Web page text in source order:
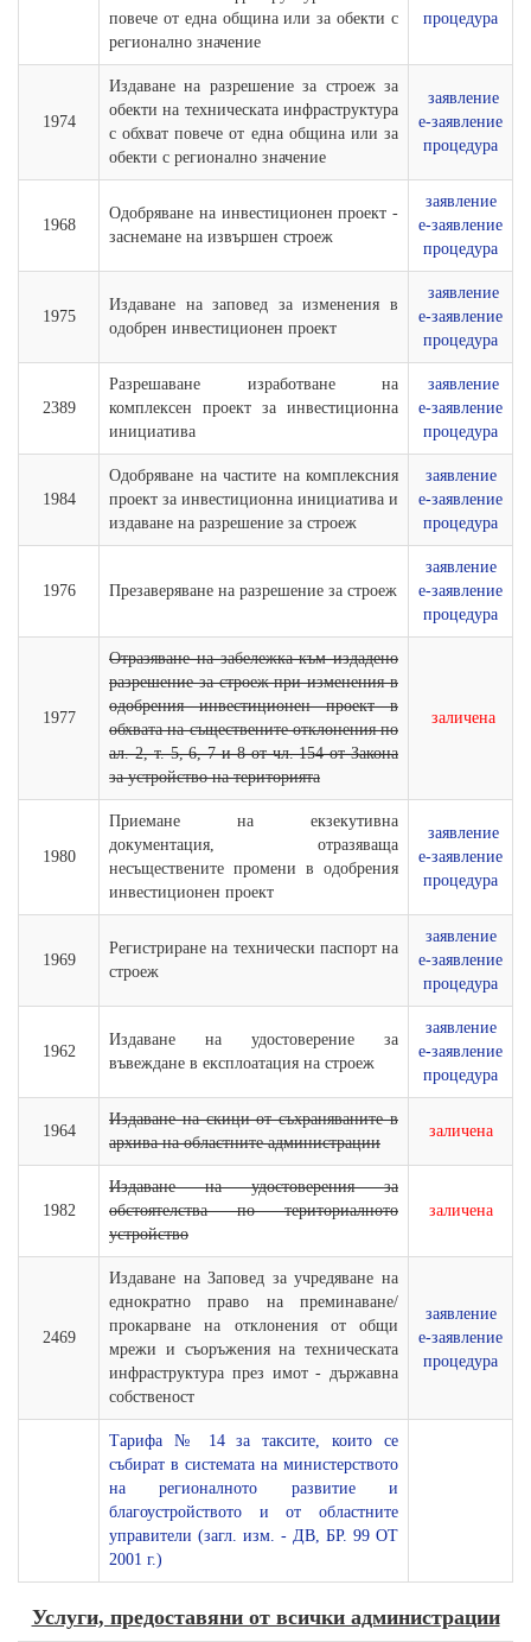
повече от една община или за обекти с
регионално значение
процедура
1974
Издаване на разрешение за строеж за
обекти на техническата инфраструктура
с обхват повече от една община или за
обекти с регионално значение
заявление
е-заявление
процедура
1968
Одобряване на инвестиционен проект -
заснемане на извършен строеж
заявление
е-заявление
процедура
1975
Издаване на заповед за изменения в
одобрен инвестиционен проект
заявление
е-заявление
процедура
2389
Разрешаване изработване на
комплексен проект за инвестиционна
инициатива
заявление
е-заявление
процедура
1984
Одобряване на частите на комплексния
проект за инвестиционна инициатива и
издаване на разрешение за строеж
заявление
е-заявление
процедура
1976 Презаверяване на разрешение за строеж
заявление
е-заявление
процедура
1977
Отразяване на забележка към издадено
разрешение за строеж при изменения в
одобрения инвестиционен проект в
обхвата на съществените отклонения по
ал. 2, т. 5, 6, 7 и 8 от чл. 154 от Закона
за устройство на територията
заличена
1980
Приемане на екзекутивна
документация, отразяваща
несъществените промени в одобрения
инвестиционен проект
заявление
е-заявление
процедура
1969
Регистриране на технически паспорт на
строеж
заявление
е-заявление
процедура
1962
Издаване на удостоверение за
въвеждане в експлоатация на строеж
заявление
е-заявление
процедура
1964
Издаване на скици от съхраняваните в
архива на областните администрации
заличена
1982
Издаване на удостоверения за
обстоятелства по териториалното
устройство
заличена
2469
Издаване на Заповед за учредяване на
еднократно право на преминаване/
прокарване на отклонения от общи
мрежи и съоръжения на техническата
инфраструктура през имот - държавна
собственост
заявление
е-заявление
процедура
Тарифа № 14 за таксите, които се
събират в системата на министерството
на регионалното развитие и
благоустройството и от областните
управители (загл. изм. - ДВ, БР. 99 ОТ
2001 г.)
Услуги, предоставяни от всички администрации